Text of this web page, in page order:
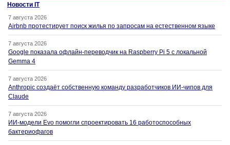
Новости IT
7 августа 2026
Airbnb протестирует поиск жилья по запросам на естественном языке
7 августа 2026
Google показала офлайн-переводчик на Raspberry Pi 5 с локальной
Gemma 4
7 августа 2026
Anthropic создаёт собственную команду разработчиков ИИ-чипов для
Claude
7 августа 2026
ИИ-модели Evo помогли спроектировать 16 работоспособных
бактериофагов